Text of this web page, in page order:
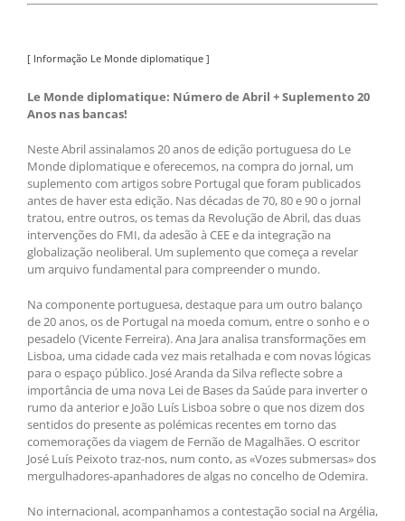
[ Informação Le Monde diplomatique ]
Le Monde diplomatique: Número de Abril + Suplemento 20
Anos nas bancas!
Neste Abril assinalamos 20 anos de edição portuguesa do Le
Monde diplomatique e oferecemos, na compra do jornal, um
suplemento com artigos sobre Portugal que foram publicados
antes de haver esta edição. Nas décadas de 70, 80 e 90 o jornal
tratou, entre outros, os temas da Revolução de Abril, das duas
intervenções do FMI, da adesão à CEE e da integração na
globalização neoliberal. Um suplemento que começa a revelar
um arquivo fundamental para compreender o mundo.
Na componente portuguesa, destaque para um outro balanço
de 20 anos, os de Portugal na moeda comum, entre o sonho e o
pesadelo (Vicente Ferreira). Ana Jara analisa transformações em
Lisboa, uma cidade cada vez mais retalhada e com novas lógicas
para o espaço público. José Aranda da Silva reflecte sobre a
importância de uma nova Lei de Bases da Saúde para inverter o
rumo da anterior e João Luís Lisboa sobre o que nos dizem dos
sentidos do presente as polémicas recentes em torno das
comemorações da viagem de Fernão de Magalhães. O escritor
José Luís Peixoto traz-nos, num conto, as «Vozes submersas» dos
mergulhadores-apanhadores de algas no concelho de Odemira.
No internacional, acompanhamos a contestação social na Argélia,